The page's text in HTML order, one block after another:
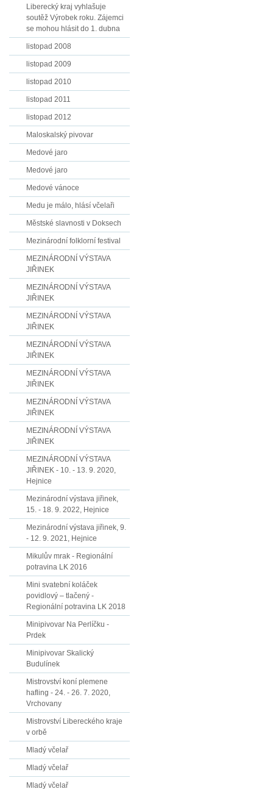
Liberecký kraj vyhlašuje
soutěž Výrobek roku. Zájemci
se mohou hlásit do 1. dubna
listopad 2008
listopad 2009
listopad 2010
listopad 2011
listopad 2012
Maloskalský pivovar
Medové jaro
Medové jaro
Medové vánoce
Medu je málo, hlásí včelaři
Městské slavnosti v Doksech
Mezinárodní folklorní festival
MEZINÁRODNÍ VÝSTAVA
JIŘINEK
MEZINÁRODNÍ VÝSTAVA
JIŘINEK
MEZINÁRODNÍ VÝSTAVA
JIŘINEK
MEZINÁRODNÍ VÝSTAVA
JIŘINEK
MEZINÁRODNÍ VÝSTAVA
JIŘINEK
MEZINÁRODNÍ VÝSTAVA
JIŘINEK
MEZINÁRODNÍ VÝSTAVA
JIŘINEK
MEZINÁRODNÍ VÝSTAVA
JIŘINEK - 10. - 13. 9. 2020,
Hejnice
Mezinárodní výstava jiřinek,
15. - 18. 9. 2022, Hejnice
Mezinárodní výstava jiřinek, 9.
- 12. 9. 2021, Hejnice
Mikulův mrak - Regionální
potravina LK 2016
Mini svatební koláček
povidlový – tlačený -
Regionální potravina LK 2018
Minipivovar Na Perlíčku -
Prdek
Minipivovar Skalický
Budulínek
Mistrovství koní plemene
hafling - 24. - 26. 7. 2020,
Vrchovany
Mistrovství Libereckého kraje
v orbě
Mladý včelař
Mladý včelař
Mladý včelař